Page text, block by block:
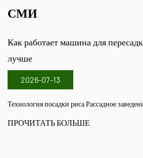
СМИ
Как работает машина для
лучше
2026-07-13
Технология посадки риса Рассадное
ПРОЧИТАТЬ БОЛЬШЕ